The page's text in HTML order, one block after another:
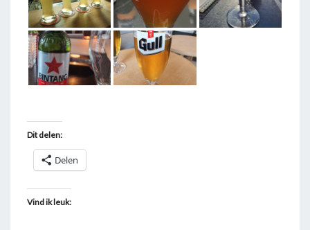
G
G
E
D
Dit delen:
Delen
Vind ik leuk: